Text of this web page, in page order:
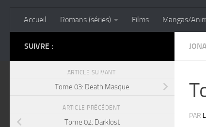
Accueil Romans (séries) Films Mangas/
PAR
SUIVRE :
ARTICLE SUIVANT
Tome 03: Death Masque
ARTICLE PRÉCÉDENT
Tome 02: Darklost